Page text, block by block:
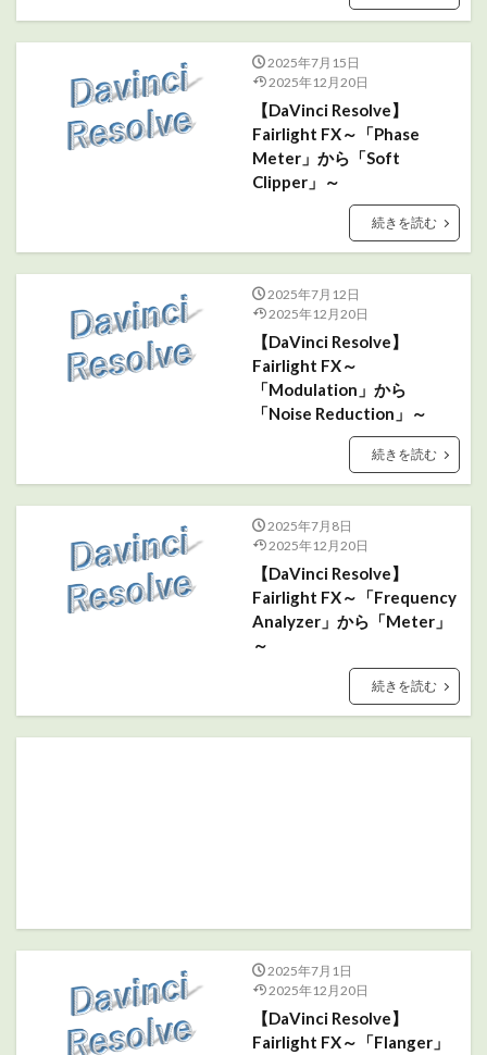
2025年7月15日
2025年12月20日
【DaVinci Resolve】
Fairlight FX～「Phase
Meter」から「Soft
Clipper」～
続きを読む
2025年7月12日
2025年12月20日
【DaVinci Resolve】
Fairlight FX～
「Modulation」から
「Noise Reduction」～
続きを読む
2025年7月8日
2025年12月20日
【DaVinci Resolve】
Fairlight FX～「Frequency
Analyzer」から「Meter」
～
続きを読む
2025年7月1日
2025年12月20日
【DaVinci Resolve】
Fairlight FX～「Flanger」